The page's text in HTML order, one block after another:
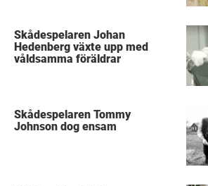
Skådespelaren Johan
Hedenberg växte upp med
våldsamma föräldrar
Skådespelaren Tommy
Johnson dog ensam